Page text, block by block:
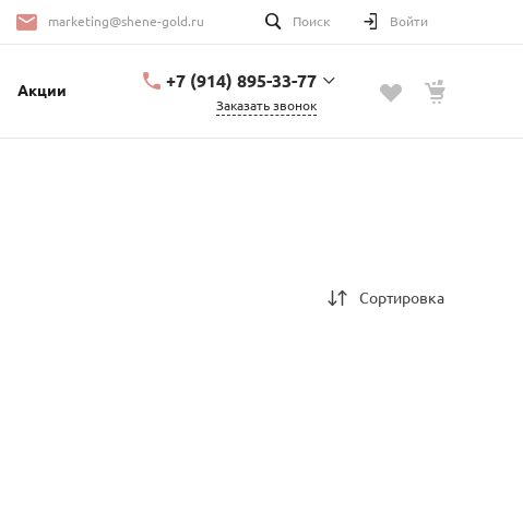
marketing@shene-gold.ru Поиск Войти
Акции
+7 (914) 895-33-77
Заказать звонок
Сортировка